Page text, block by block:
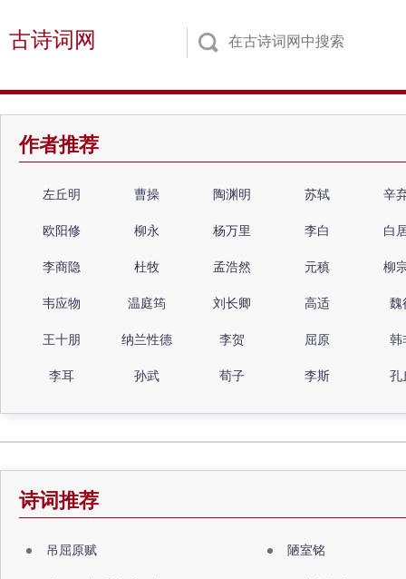
古诗词网
作者推荐
左丘明 曹操 陶渊明 苏轼 辛
欧阳修 柳永 杨万里 李白 白
李商隐 杜牧 孟浩然 元稹 柳
韦应物 温庭筠 刘长卿 高适 魏
王十朋 纳兰性德 李贺 屈原 韩
李耳 孙武 荀子 李斯 孔
诗词推荐
吊屈原赋 陋室铭